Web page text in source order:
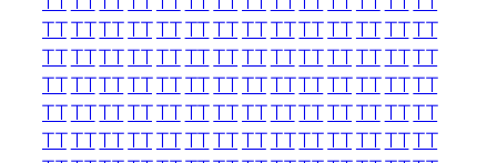
TTTTTTTTTTTTTTTTTTTTTTTTTTTT
TTTTTTTTTTTTTTTTTTTTTTTTTTTT
TTTTTTTTTTTTTTTTTTTTTTTTTTTT
TTTTTTTTTTTTTTTTTTTTTTTTTTTT
TTTTTTTTTTTTTTTTTTTTTTTTTTTT